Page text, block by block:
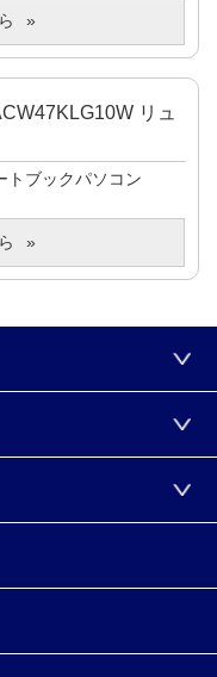
リュ
トブックパソコン